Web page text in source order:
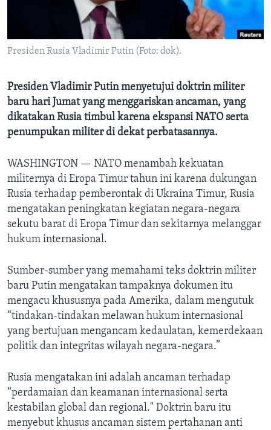
Presiden Rusia Vladimir Putin (Foto: dok).
Presiden Vladimir Putin menyetujui doktrin militer
baru hari Jumat yang menggariskan ancaman, yang
dikatakan Rusia timbul karena ekspansi NATO serta
penumpukan militer di dekat perbatasannya.
WASHINGTON — NATO menambah kekuatan
militernya di Eropa Timur tahun ini karena dukungan
Rusia terhadap pemberontak di Ukraina Timur, Rusia
mengatakan peningkatan kegiatan negara-negara
sekutu barat di Eropa Timur dan sekitarnya melanggar
hukum internasional.
Sumber-sumber yang memahami teks doktrin militer
baru Putin mengatakan tampaknya dokumen itu
mengacu khususnya pada Amerika, dalam mengutuk
“tindakan-tindakan melawan hukum internasional
yang bertujuan mengancam kedaulatan, kemerdekaan
politik dan integritas wilayah negara-negara.”
Rusia mengatakan ini adalah ancaman terhadap
“perdamaian dan keamanan internasional serta
kestabilan global dan regional." Doktrin baru itu
menyebut khusus ancaman sistem pertahanan anti